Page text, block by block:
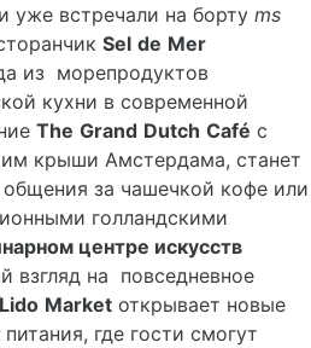
уже встречали на борту ms
Sel de Mer
из морепродуктов
кухни в современной
The Grand Dutch Café с
крыши Амстердама, станет
за чашечкой кофе или
голландскими
центре искусств
взгляд на повседневное
Lido Market открывает новые
где гости смогут